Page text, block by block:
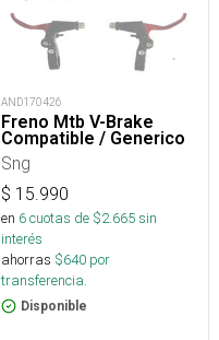
AND170426
Freno Mtb V-Brake
Compatible / Generico
Sng
$ 15.990
en 6cuotas de $2.665sin
interés
ahorras $640 por
transferencia.
Disponible